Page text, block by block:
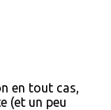
en tout cas,
(et un peu